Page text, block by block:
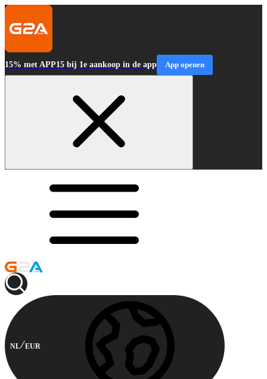
15% met APP15 bij 1e aankoop in de app App openen
NL EUR